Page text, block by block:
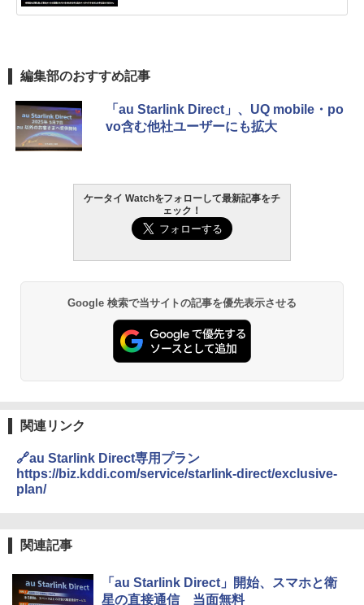
編集部のおすすめ記事
「au Starlink Direct」、UQ mobile・po
vo含む他社ユーザーにも拡大
ケータイ Watchをフォローして最新記事をチ
ェック！
Google 検索で当サイトの記事を優先表示させる
関連リンク
🔗au Starlink Direct専用プラン
https://biz.kddi.com/service/starlink-direct/exclusive-
plan/
関連記事
「au Starlink Direct」開始、スマホと衛
星の直接通信 当面無料